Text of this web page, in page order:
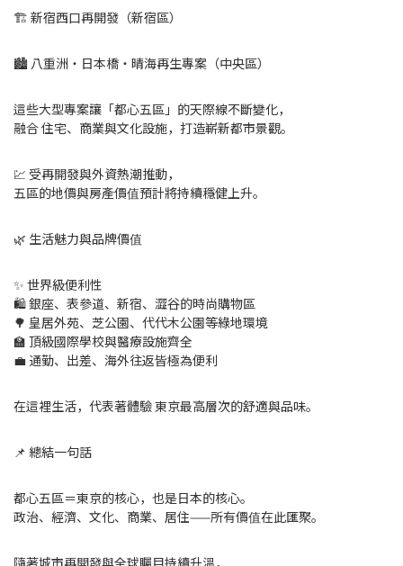
🏗️ 新宿西口再開發（新宿區）
🏙️ 八重洲・日本橋・晴海再生專案（中央區）
這些大型專案讓「都心五區」的天際線不斷變化，
融合 住宅、商業與文化設施，打造嶄新都市景觀。
💹 受再開發與外資熱潮推動，
五區的地價與房產價值預計將持續穩健上升。
🌿 生活魅力與品牌價值
✨ 世界級便利性
🛍️ 銀座、表參道、新宿、澀谷的時尚購物區
🌳 皇居外苑、芝公園、代代木公園等綠地環境
🏫 頂級國際學校與醫療設施齊全
💼 通勤、出差、海外往返皆極為便利
在這裡生活，代表著體驗 東京最高層次的舒適與品味。
📌 總結一句話
都心五區＝東京的核心，也是日本的核心。
政治、經濟、文化、商業、居住——所有價值在此匯聚。
隨著城市再開發與全球矚目持續升溫，